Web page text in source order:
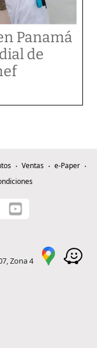
Panamá
de
Ventas
e-Paper
Zona 4